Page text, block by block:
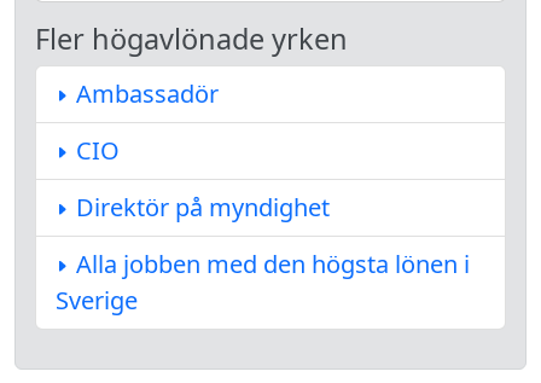
Fler högavlönade yrken
Ambassadör
CIO
Direktör på myndighet
Alla jobben med den högsta lönen i
Sverige